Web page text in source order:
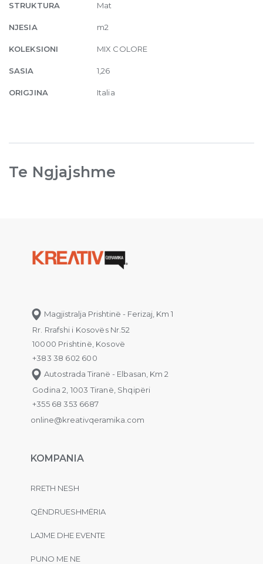
STRUKTURA Mat
NJESIA m2
KOLEKSIONI MIX COLORE
SASIA 1,26
ORIGJINA Italia
Te Ngjajshme
Magjistralja Prishtinë - Ferizaj, Km 1
Rr. Rrafshi i Kosovës Nr.52
10000 Prishtinë, Kosovë
+383 38 602 600
Autostrada Tiranë - Elbasan, Km 2
Godina 2, 1003 Tiranë, Shqipëri
+355 68 353 6687
online@kreativqeramika.com
KOMPANIA
RRETH NESH
QËNDRUESHMËRIA
LAJME DHE EVENTE
PUNO ME NE